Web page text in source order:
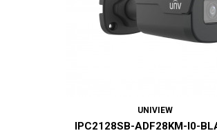
UNIVIEW
IPC2128SB-ADF28KM-I0-